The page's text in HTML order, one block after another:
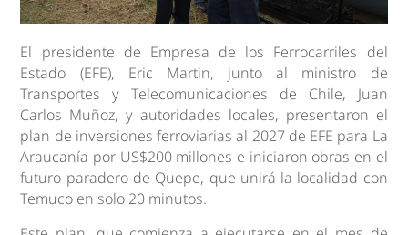
El presidente de Empresa de los Ferrocarriles del
Estado (EFE), Eric Martin, junto al ministro de
Transportes y Telecomunicaciones de Chile, Juan
Carlos Muñoz, y autoridades locales, presentaron el
plan de inversiones ferroviarias al 2027 de EFE para La
Araucanía por US$200 millones e iniciaron obras en el
futuro paradero de Quepe, que unirá la localidad con
Temuco en solo 20 minutos.